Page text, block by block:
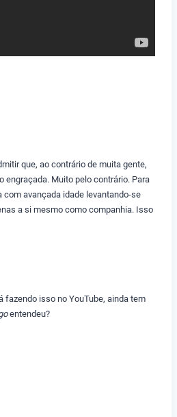
que, ao contrário de muita gente,
engraçada. Muito pelo contrário. Para
avançada idade levantando-se
a si mesmo como companhia. Isso
fazendo isso no YouTube, ainda tem
entendeu?